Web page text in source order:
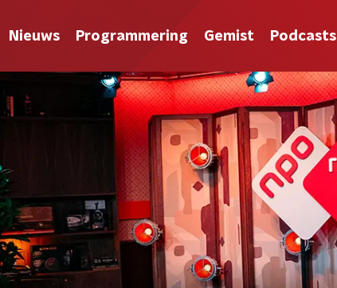
Nieuws Programmering Gemist Podcasts